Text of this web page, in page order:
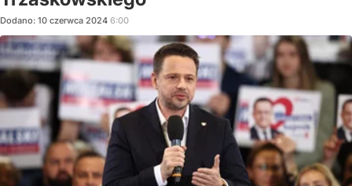
Dodano: 10 czerwca 2024 6:00